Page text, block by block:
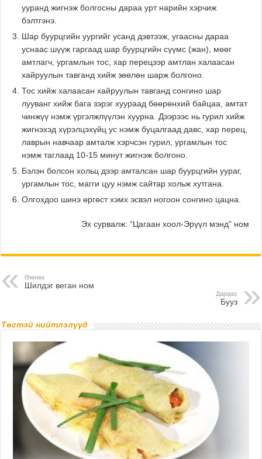
ууранд жигнэж болгосны дараа урт нарийн хэрчиж
бэлтгэнэ.
Шар буурцгийн уургийг усанд дэвтээж, угаасны дараа
уснаас шүүж гаргаад шар буурцгийн сүүмс (жан), мөөг
амтлагч, ургамлын тос, хар перецээр амтлан халаасан
хайруулын тавганд хийж зөөлөн шарж болгоно.
Тос хийж халаасан хайруулын тавганд сонгино шар
лууванг хийж бага зэрэг хуураад бөөрөнхий байцаа, амтат
чинжүү нэмж үргэлжлүүлэн хуурна. Дээрээс нь гурил хийж
жигнэхэд хүрэлцэхүйц ус нэмж буцалгаад давс, хар перец,
лаврын навчаар амталж хэрчсэн гурил, ургамлын тос
нэмж таглаад 10-15 минут жигнэж болгоно.
Бэлэн болсон хольц дээр амталсан шар буурцгийн уураг,
ургамлын тос, магги цуу нэмж сайтар хольж хутгана.
Олгохдоо шинэ өргөст хэмх эсвэл ногоон сонгино цацна.
Эх сурвалж: “Цагаан хоол-Эрүүл мэнд” ном
Өмнөх
Шилдэг веган ном
Дараах
Бууз
Төстэй нийтлэлүүд